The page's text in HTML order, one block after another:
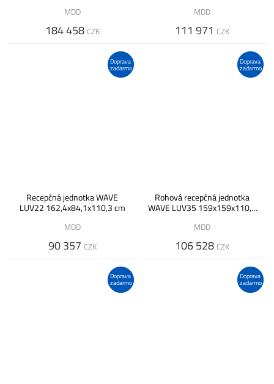
MDD
184 458 CZK
MDD
111 971 CZK
Doprava
zadarmo
Recepčná jednotka WAVE
LUV22 162,4x84,1x110,3 cm
MDD
90 357 CZK
Doprava
zadarmo
Rohová recepčná jednotka
WAVE LUV35 159x159x110,3
MDD
106 528 CZK
Doprava
zadarmo
Doprava
zadarmo